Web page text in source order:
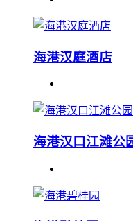
海港汉庭酒店
海港汉口江滩公